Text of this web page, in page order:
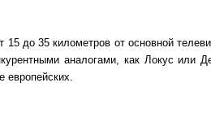
15 до 35 километров от основной
аналогами, как Локус или
европейских.